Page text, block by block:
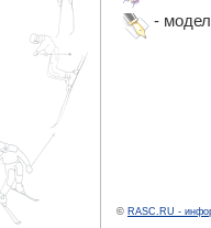
-
© RASC.RU -